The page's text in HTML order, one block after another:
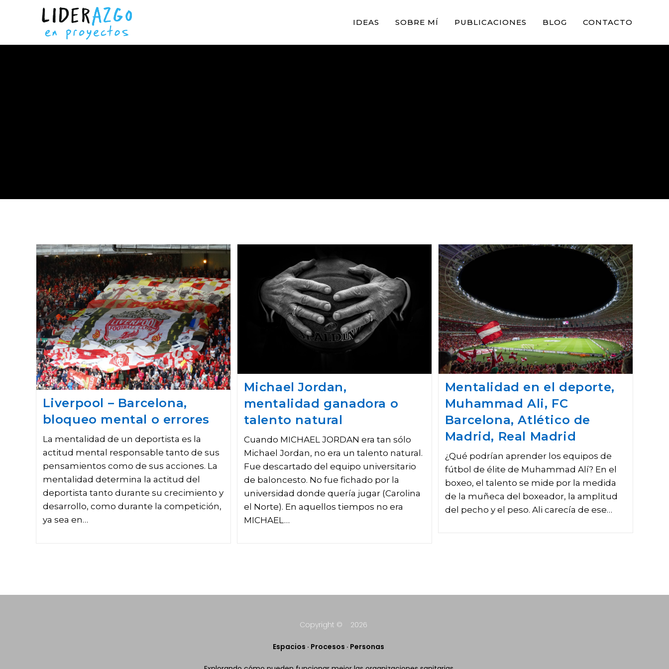
IDEAS SOBRE MÍ PUBLICACIONES BLOG CONTACTO
Liverpool – Barcelona,
bloqueo mental o errores
La mentalidad de un deportista es la
actitud mental responsable tanto de sus
pensamientos como de sus acciones. La
mentalidad determina la actitud del
deportista tanto durante su crecimiento y
desarrollo, como durante la competición,
ya sea en…
Michael Jordan,
mentalidad ganadora o
talento natural
Cuando MICHAEL JORDAN era tan sólo
Michael Jordan, no era un talento natural.
Fue descartado del equipo universitario
de baloncesto. No fue fichado por la
universidad donde quería jugar (Carolina
el Norte). En aquellos tiempos no era
MICHAEL…
Mentalidad en el deporte,
Muhammad Ali, FC
Barcelona, Atlético de
Madrid, Real Madrid
¿Qué podrían aprender los equipos de
fútbol de élite de Muhammad Alí? En el
boxeo, el talento se mide por la medida
de la muñeca del boxeador, la amplitud
del pecho y el peso. Ali carecía de ese…
Copyright © 2026
Espacios · Procesos · Personas